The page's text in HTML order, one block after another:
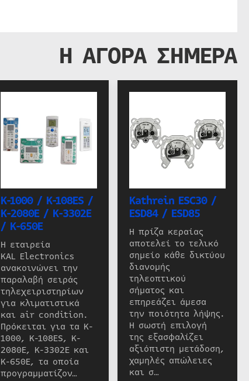
Η ΑΓΟΡΑ ΣΗΜΕΡΑ
K-1000 / K-108ES /
K-2080E / K-3302E
/ K-650E
Η εταιρεία
KAL Electronics
ανακοινώνει την
παραλαβή σειράς
τηλεχειριστηρίων
για κλιματιστικά
και air condition.
Πρόκειται για τα K-
1000, K-108ES, K-
2080E, K-3302E και
K-650E, τα οποία
προγραμματίζον…
Kathrein ESC30 /
ESD84 / ESD85
Η πρίζα κεραίας
αποτελεί το τελικό
σημείο κάθε δικτύου
διανομής
τηλεοπτικού
σήματος και
επηρεάζει άμεσα
την ποιότητα λήψης.
Η σωστή επιλογή
της εξασφαλίζει
αξιόπιστη μετάδοση,
χαμηλές απώλειες
και σ…